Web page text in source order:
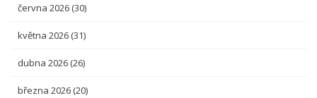
června 2026 (30)
května 2026 (31)
dubna 2026 (26)
března 2026 (20)